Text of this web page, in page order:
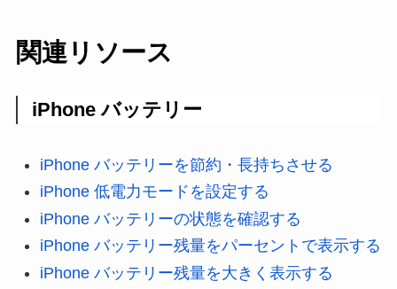
関連リソース
iPhone バッテリー
iPhone バッテリーを節約・長持ちさせる
iPhone 低電力モードを設定する
iPhone バッテリーの状態を確認する
iPhone バッテリー残量をパーセントで表示する
iPhone バッテリー残量を大きく表示する